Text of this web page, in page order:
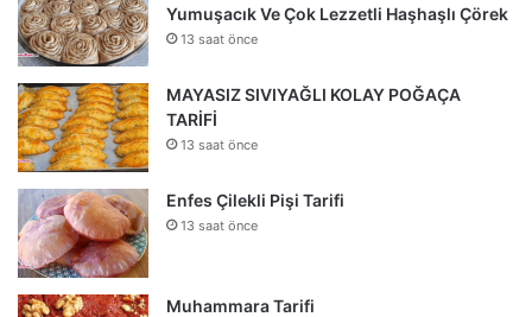
Yumuşacık Ve Çok Lezzetli Haşhaşlı Çörek
13 saat önce
MAYASIZ SIVIYAĞLI KOLAY POĞAÇA
TARİFİ
13 saat önce
Enfes Çilekli Pişi Tarifi
13 saat önce
Muhammara Tarifi